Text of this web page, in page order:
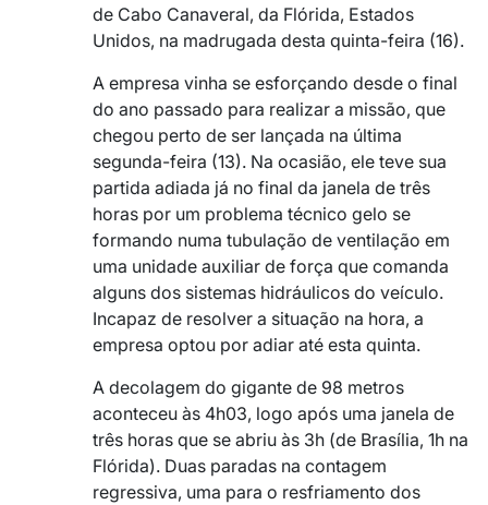
de Cabo Canaveral, da Flórida, Estados
Unidos, na madrugada desta quinta-feira (16).
A empresa vinha se esforçando desde o final
do ano passado para realizar a missão, que
chegou perto de ser lançada na última
segunda-feira (13). Na ocasião, ele teve sua
partida adiada já no final da janela de três
horas por um problema técnico gelo se
formando numa tubulação de ventilação em
uma unidade auxiliar de força que comanda
alguns dos sistemas hidráulicos do veículo.
Incapaz de resolver a situação na hora, a
empresa optou por adiar até esta quinta.
A decolagem do gigante de 98 metros
aconteceu às 4h03, logo após uma janela de
três horas que se abriu às 3h (de Brasília, 1h na
Flórida). Duas paradas na contagem
regressiva, uma para o resfriamento dos